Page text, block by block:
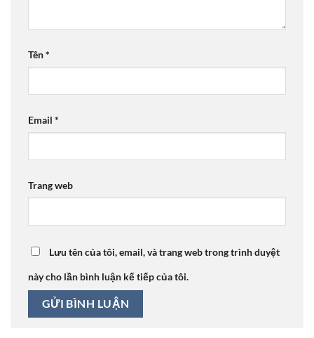
Tên*
Email *
Trang web
Lưu tên của tôi, email, và trang web trong trình duyệt
này cho lần bình luận kế tiếp của tôi.